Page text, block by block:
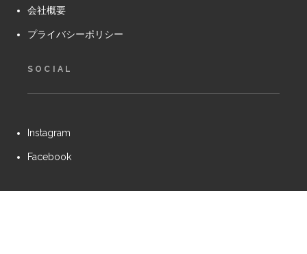
会社概要
プライバシーポリシー
SOCIAL
Instagram
Facebook